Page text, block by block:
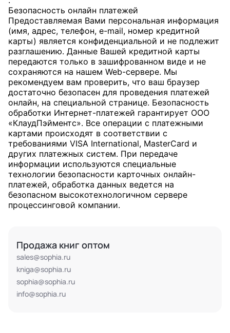
Безопасность онлайн платежей
Предоставляемая Вами персональная информация
(имя, адрес, телефон, e-mail, номер кредитной
карты) является конфиденциальной и не подлежит
разглашению. Данные Вашей кредитной карты
передаются только в зашифрованном виде и не
сохраняются на нашем Web-сервере. Мы
рекомендуем вам проверить, что ваш браузер
достаточно безопасен для проведения платежей
онлайн, на специальной странице. Безопасность
обработки Интернет-платежей гарантирует ООО
«КлаудПэйментс». Все операции с платежными
картами происходят в соответствии с
требованиями VISA International, MasterCard и
других платежных систем. При передаче
информации используются специальные
технологии безопасности карточных онлайн-
платежей, обработка данных ведется на
безопасном высокотехнологичном сервере
процессинговой компании.
Продажа книг оптом
sales@sophia.ru
kniga@sophia.ru
sophia@sophia.ru
info@sophia.ru